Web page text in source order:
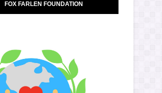
FOX FARLEN FOUNDATION